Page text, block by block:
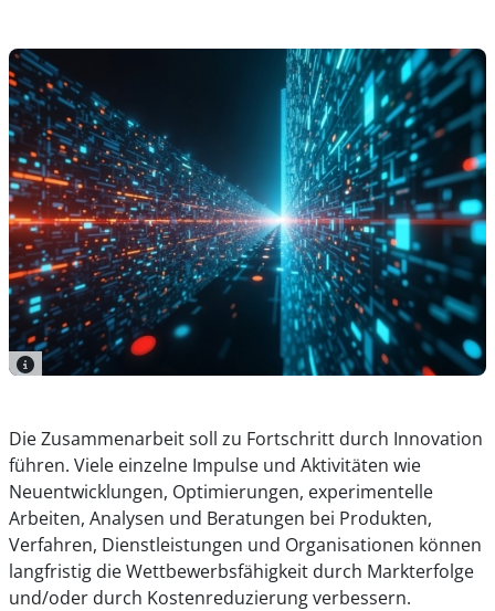
Die Zusammenarbeit soll zu Fortschritt durch Innovation
führen. Viele einzelne Impulse und Aktivitäten wie
Neuentwicklungen, Optimierungen, experimentelle
Arbeiten, Analysen und Beratungen bei Produkten,
Verfahren, Dienstleistungen und Organisationen können
langfristig die Wettbewerbsfähigkeit durch Markterfolge
und/oder durch Kostenreduzierung verbessern.